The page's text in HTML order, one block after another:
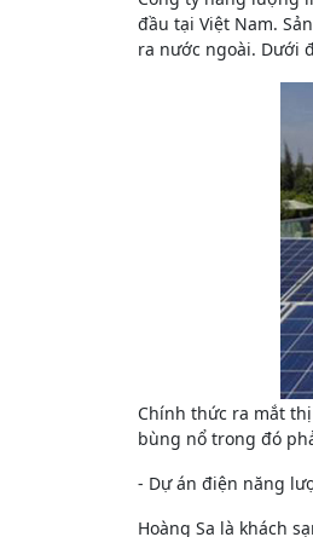
đầu tại Việt Nam.
ra nước ngoài. Dưới
Chính thức ra mắt
bùng nổ trong đó
- Dự án điện năng
Hoàng Sa là khách